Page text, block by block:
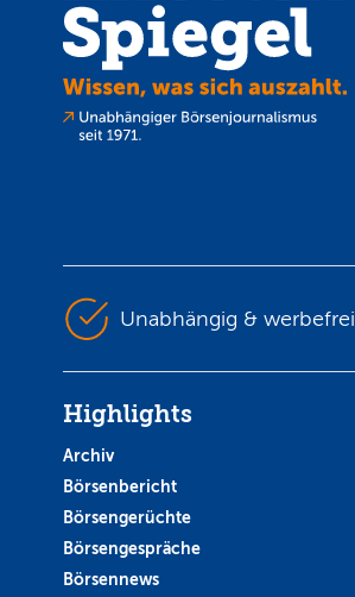
Unabhängig & werbefrei
Highlights
Archiv
Börsenbericht
Börsengerüchte
Börsengespräche
Börsennews